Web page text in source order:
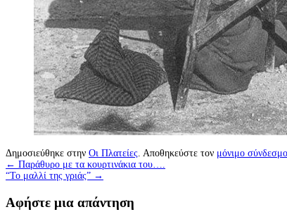
Δημοσιεύθηκε στην Οι Πλατείες . Αποθηκεύστε τον μόνιμο σύνδεσμο
← Παράθυρο με τα κουρτινάκια του….
“Το μαλλί της γριάς” →
Αφήστε μια απάντηση